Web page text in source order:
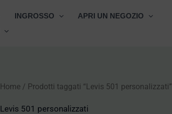
INGROSSO
APRI UN NEGOZIO
Home / Prodotti taggati “Levis 501 personalizzati”
Levis 501 personalizzati